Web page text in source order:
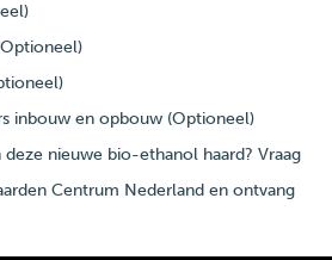
inbouw en opbouw (Optioneel)
nieuwe bio-ethanol haard? Vraag
Centrum Nederland en ontvang